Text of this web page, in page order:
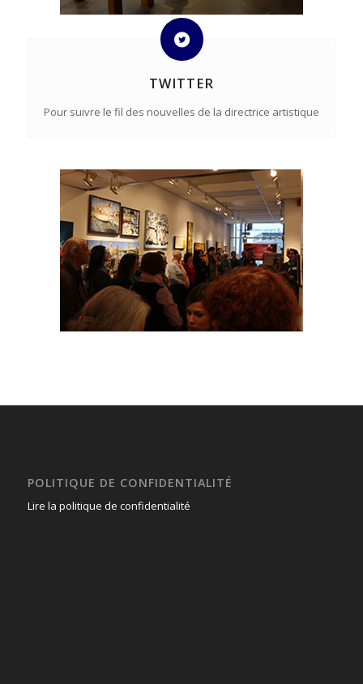
TWITTER
Pour suivre le fil des nouvelles de la directrice artistique
POLITIQUE DE CONFIDENTIALITÉ
Lire la politique de confidentialité